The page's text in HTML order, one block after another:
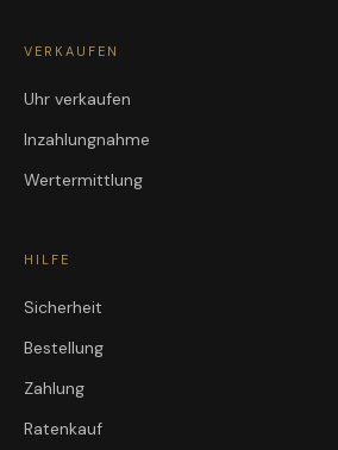
VERKAUFEN
Uhr verkaufen
Inzahlungnahme
Wertermittlung
HILFE
Sicherheit
Bestellung
Zahlung
Ratenkauf